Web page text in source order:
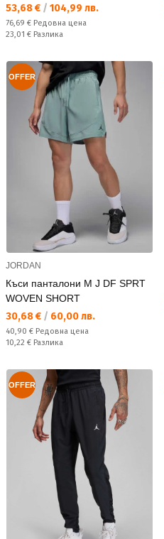
Текуща цена:
53,68 € / 104,99 лв.
Редовна цена:
76,69 € Редовна цена
Спестявате:
23,01 € Разлика
OFFER
JORDAN
Къси панталони M J DF SPRT
WOVEN SHORT
Текуща цена:
30,68 € / 60,00 лв.
Редовна цена:
40,90 € Редовна цена
Спестявате:
10,22 € Разлика
OFFER